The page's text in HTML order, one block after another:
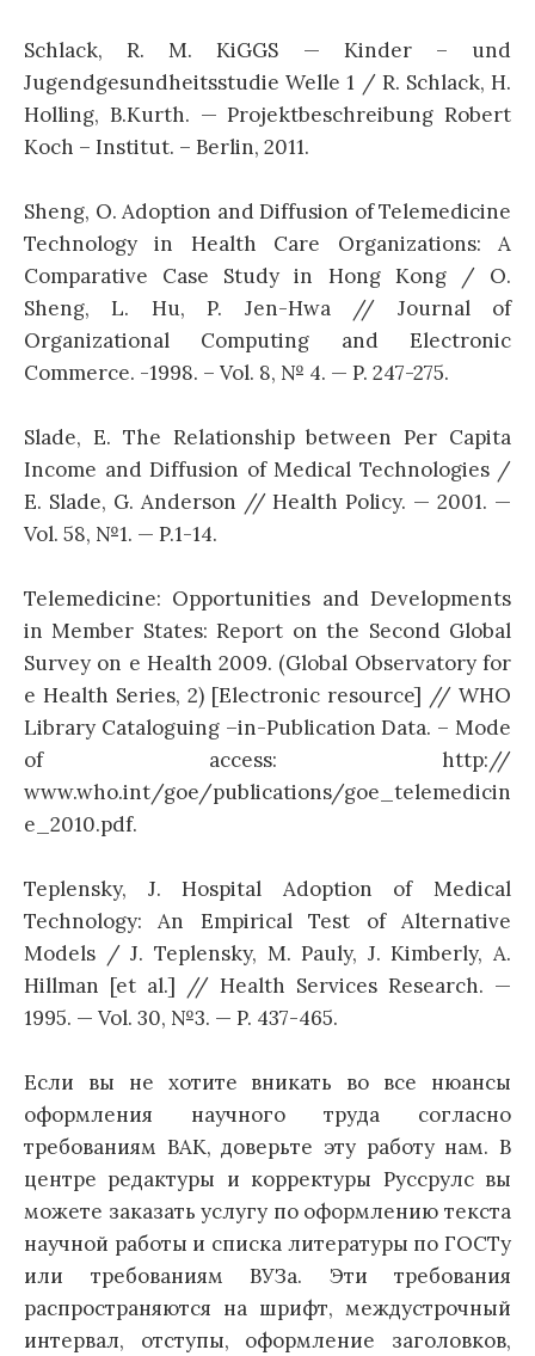
Schlack, R. M. KiGGS — Kinder – und
Jugendgesundheitsstudie Welle 1 / R. Schlack, H.
Holling, B.Kurth. — Projektbeschreibung Robert
Koch – Institut. – Berlin, 2011.
Sheng, O. Adoption and Diffusion of Telemedicine
Technology in Health Care Organizations: A
Comparative Case Study in Hong Kong / O.
Sheng, L. Hu, P. Jen-Hwa // Journal of
Organizational Computing and Electronic
Commerce. -1998. – Vol. 8, № 4. — P. 247-275.
Slade, E. The Relationship between Per Capita
Income and Diffusion of Medical Technologies /
E. Slade, G. Anderson // Health Policy. — 2001. —
Vol. 58, №1. — P.1-14.
Telemedicine: Opportunities and Developments
in Member States: Report on the Second Global
Survey on e Health 2009. (Global Observatory for
e Health Series, 2) [Electronic resource] // WHO
Library Cataloguing –in-Publication Data. – Mode
of access: http://
www.who.int/goe/publications/goe_telemedicin
e_2010.pdf.
Teplensky, J. Hospital Adoption of Medical
Technology: An Empirical Test of Alternative
Models / J. Teplensky, M. Pauly, J. Kimberly, A.
Hillman [et al.] // Health Services Research. —
1995. — Vol. 30, №3. — P. 437-465.
Если вы не хотите вникать во все нюансы
оформления научного труда согласно
требованиям ВАК, доверьте эту работу нам. В
центре редактуры и корректуры Руссрулс вы
можете заказать услугу по оформлению текста
научной работы и списка литературы по ГОСТу
или требованиям ВУЗа. Эти требования
распространяются на шрифт, междустрочный
интервал, отступы, оформление заголовков,